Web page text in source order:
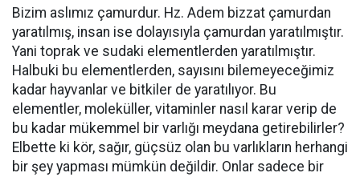
Bizim aslımız çamurdur. Hz. Adem bizzat çamurdan
yaratılmış, insan ise dolayısıyla çamurdan yaratılmıştır.
Yani toprak ve sudaki elementlerden yaratılmıştır.
Halbuki bu elementlerden, sayısını bilemeyeceğimiz
kadar hayvanlar ve bitkiler de yaratılıyor. Bu
elementler, moleküller, vitaminler nasıl karar verip de
bu kadar mükemmel bir varlığı meydana getirebilirler?
Elbette ki kör, sağır, güçsüz olan bu varlıkların herhangi
bir şey yapması mümkün değildir. Onlar sadece bir